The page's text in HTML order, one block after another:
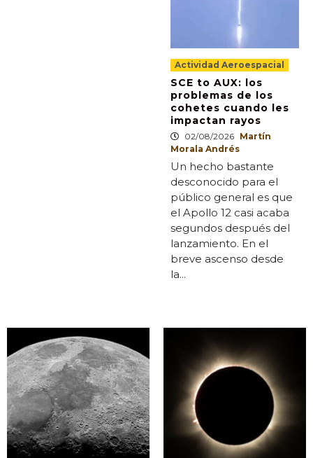
Actividad Aeroespacial
SCE to AUX: los
problemas de los
cohetes cuando les
impactan rayos
02/08/2026 Martín
Morala Andrés
Un hecho bastante
desconocido para el
público general es que
el Apollo 12 casi acaba
segundos después del
lanzamiento. En el
breve ascenso desde
la...